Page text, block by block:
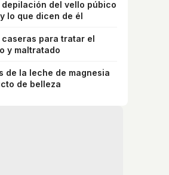
del vello púbico
lo que dicen de él
para tratar el
y maltratado
de la leche de magnesia
de belleza